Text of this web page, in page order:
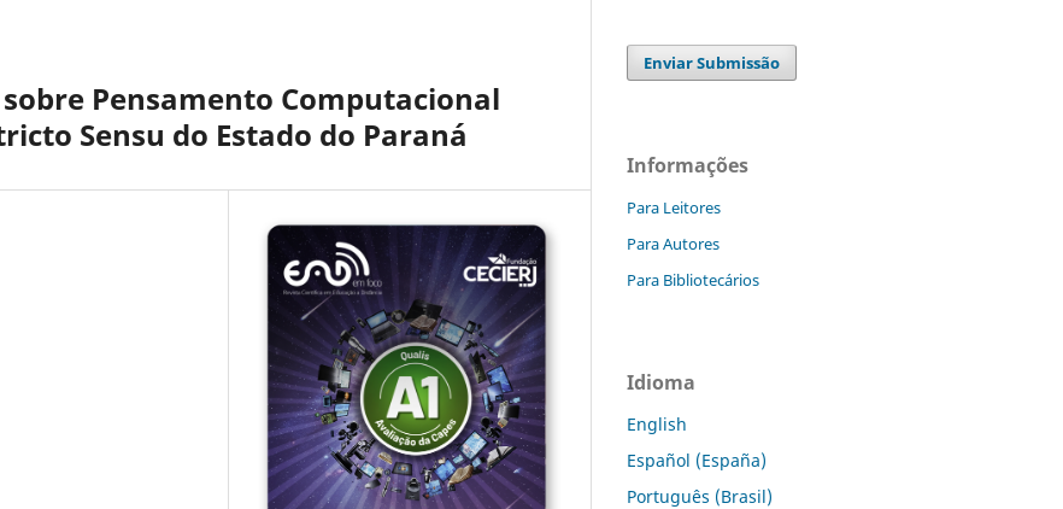
Pensamento Computacional
Sensu do Estado do Paraná
Enviar Submissão
Informações
Para Leitores
Para Autores
Para Bibliotecários
Idioma
English
Español (España)
Português (Brasil)